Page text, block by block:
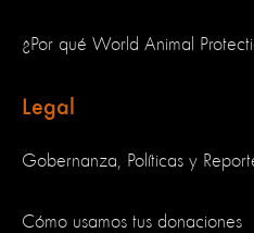
¿Por qué World Animal
Legal
Gobernanza, Políticas y
Cómo usamos tus donaciones